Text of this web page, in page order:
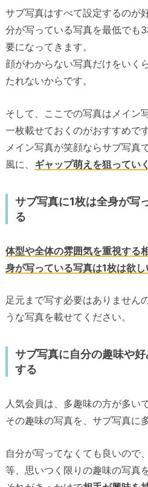
サブ写真はすべて設定するのが
分が写っている写真を最低でも
要になってきます。
顔がわからない写真だけをいく
たれないからです。
そして、ここでの写真はメイン
一枚載せておくのがおすすめです
メイン写真が笑顔ならサブ写真
風に、 ギャップ萌えを狙っていく
サブ写真に1枚は全身が写
る
体型や全体の雰囲気を重視する
身が写っている写真は1枚は欲し
足元まで写す必要はありません
うな写真を載せてください。
サブ写真に自分の趣味や
する
人気会員は、多趣味の方が多いで
その趣味の写真を、サブ写真に
自分が写ってなくても良いので
等、思いつく限りの趣味の写真